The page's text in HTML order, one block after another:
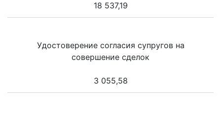
18 537,19
Удостоверение согласия супругов на
совершение сделок
3 055,58